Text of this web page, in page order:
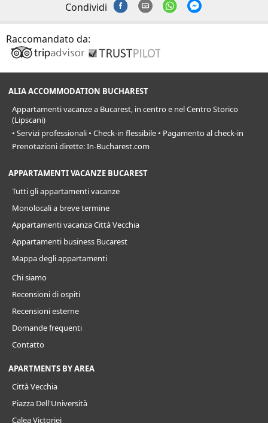
Condividi
Raccomandato da:
ALIA ACCOMMODATION BUCHAREST
Appartamenti vacanze a Bucarest, in centro e nel Centro Storico
(Lipscani)
• Servizi professionali • Check-in flessibile • Pagamento al check-in
Prenotazioni dirette: In-Bucharest.com
APPARTAMENTI VACANZE BUCAREST
Tutti gli appartamenti vacanze
Monolocali a breve termine
Appartamenti vacanza Città Vecchia
Appartamenti business Bucarest
Mappa degli appartamenti
Chi siamo
Recensioni di ospiti
Recensioni esterne
Domande frequenti
Contatto
APARTMENTS BY AREA
Città Vecchia
Piazza Dell'Università
Calea Victoriei